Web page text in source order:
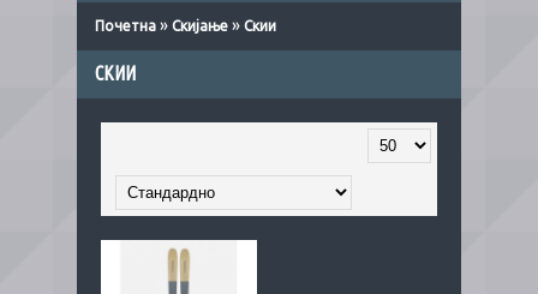
Почетна » Скијање » Скии
СКИИ